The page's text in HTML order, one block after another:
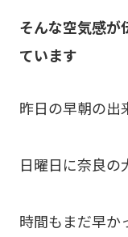
そんな空気感が
ています
昨日の早朝の出
日曜日に奈良の
時間もまだ早か